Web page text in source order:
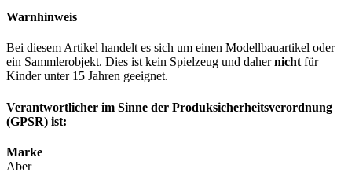
Warnhinweis
Bei diesem Artikel handelt es sich um einen Modellbauartikel oder
ein Sammlerobjekt. Dies ist kein Spielzeug und dahernicht für
Kinder unter 15 Jahren geeignet.
Verantwortlicher im Sinne der Produksicherheitsverordnung
(GPSR) ist:
Marke
Aber